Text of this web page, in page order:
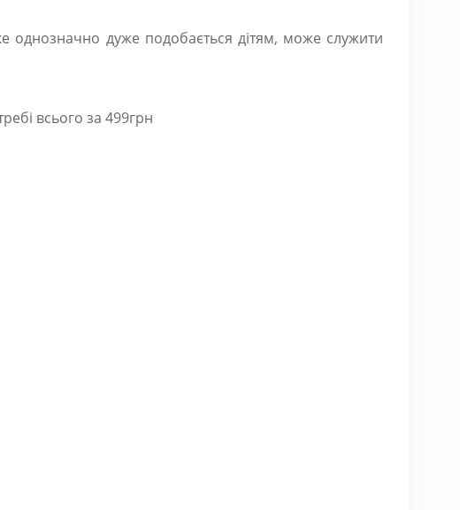
однозначно дуже подобається дітям, може служити
всього за 499грн